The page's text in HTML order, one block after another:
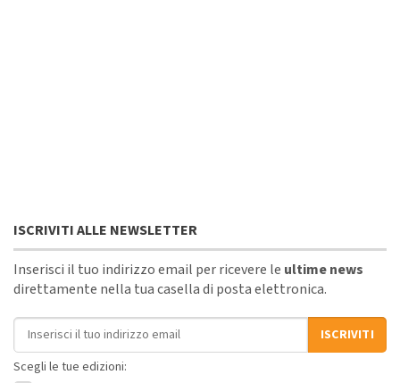
ISCRIVITI ALLE NEWSLETTER
Inserisci il tuo indirizzo email per ricevere le ultime news
direttamente nella tua casella di posta elettronica.
Indirizzo email
ISCRIVITI
Scegli le tue edizioni: